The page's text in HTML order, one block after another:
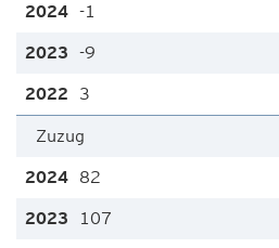
-1
-9
3
Zuzug
82
107